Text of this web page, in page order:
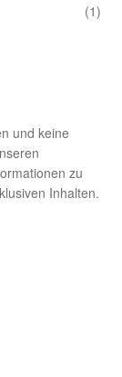
(1)
und keine
zu
Inhalten.